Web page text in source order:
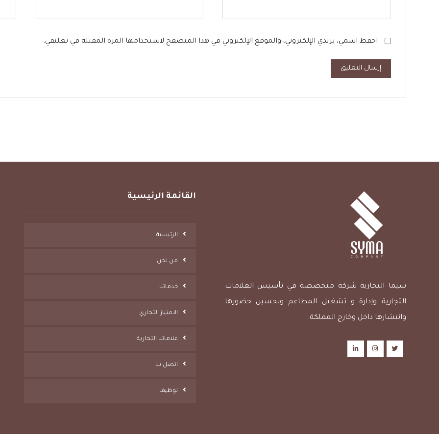
احفظ اسمي، بريدي الإلكتروني، والموقع الإلكتروني في هذا المتصفح لاستخدامها المرة المقبلة في تعليقي.
إرسال التعليق
سيما التجارية شركة متخصصة في تأسيس العلامات
التجارية وإدارة و تشغيل المطاعم وتحسين حضورها
وانتشارها داخل وخارج المملكة.
القائمة الرئيسية
الرئيسية
من نحن
خدماتنا
الامتياز التجاري
علاماتنا التجارية
اتصل بنا
توظيف